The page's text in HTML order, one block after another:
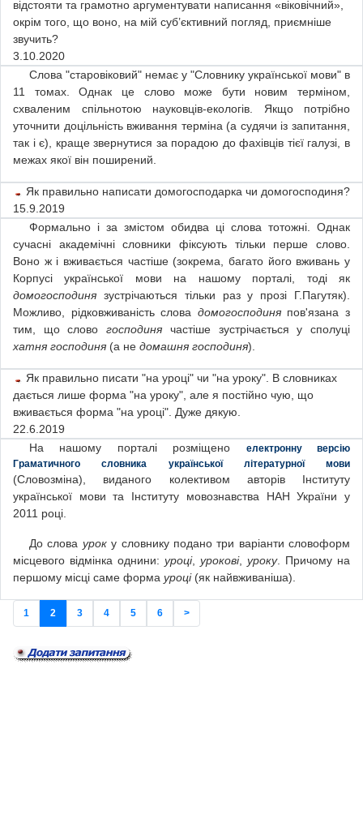
відстояти та грамотно аргументувати написання «віковічний»,
окрім того, що воно, на мій суб’єктивний погляд, приємніше
звучить?
3.10.2020
Слова "старовіковий" немає у "Словнику української мови" в
11 томах. Однак це слово може бути новим терміном,
схваленим спільнотою науковців-екологів. Якщо потрібно
уточнити доцільність вживання терміна (а судячи із запитання,
так і є), краще звернутися за порадою до фахівців тієї галузі, в
межах якої він поширений.
Як правильно написати домогосподарка чи домогосподиня?
15.9.2019
Формально і за змістом обидва ці слова тотожні. Однак
сучасні академічні словники фіксують тільки перше слово.
Воно ж і вживається частіше (зокрема, багато його вживань у
Корпусі української мови на нашому порталі, тоді як
домогосподиня зустрічаються тільки раз у прозі Г.Пагутяк).
Можливо, рідковживаність слова домогосподиня пов'язана з
тим, що словогосподиня частіше зустрічається у сполуці
хатня господиня (а не домашня господиня).
Як правильно писати "на уроці" чи "на уроку". В словниках
дається лише форма "на уроку", але я постійно чую, що
вживається форма "на уроці". Дуже дякую.
22.6.2019
На нашому порталі розміщено електронну версію
Граматичного словника української літературної мови
(Словозміна), виданого колективом авторів Інституту
української мови та Інституту мовознавства НАН України у
2011 році.
До слова уроку словнику подано три варіанти словоформ
місцевого відмінка однини: уроці, урокові, уроку. Причому на
першому місці саме форма уроці (як найвживаніша).
1 2 3 4 5 6 >